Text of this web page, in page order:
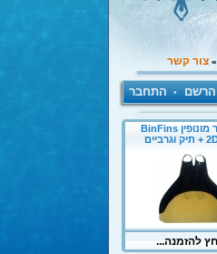
» צור קשר
הרשם • התחבר